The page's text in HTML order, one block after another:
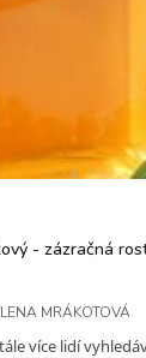
- zázračná
MRÁKOTOVÁ
více lidí